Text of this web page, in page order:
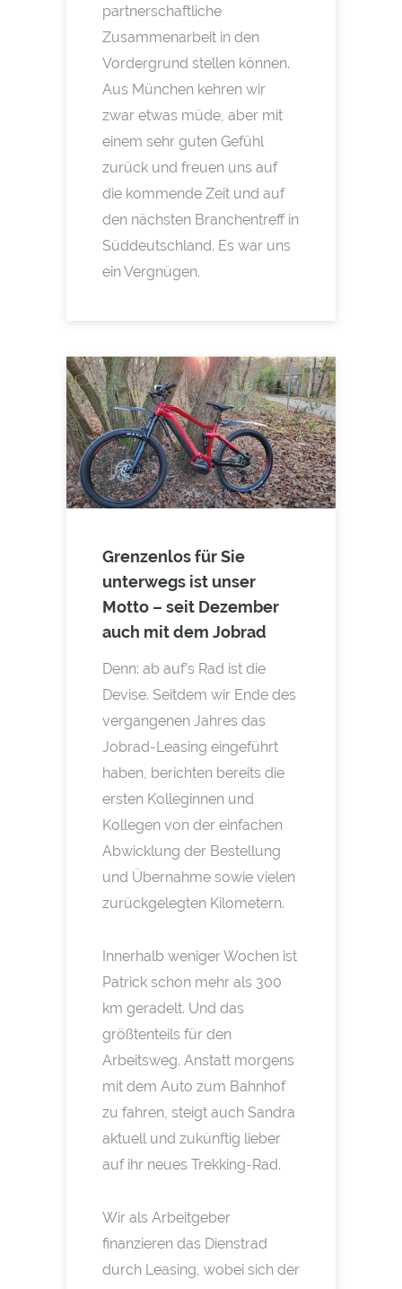
partnerschaftliche
Zusammenarbeit in den
Vordergrund stellen können.
Aus München kehren wir
zwar etwas müde, aber mit
einem sehr guten Gefühl
zurück und freuen uns auf
die kommende Zeit und auf
den nächsten Branchentreff in
Süddeutschland. Es war uns
ein Vergnügen.
Grenzenlos für Sie
unterwegs ist unser
Motto – seit Dezember
auch mit dem Jobrad
Denn: ab auf’s Rad ist die
Devise. Seitdem wir Ende des
vergangenen Jahres das
Jobrad-Leasing eingeführt
haben, berichten bereits die
ersten Kolleginnen und
Kollegen von der einfachen
Abwicklung der Bestellung
und Übernahme sowie vielen
zurückgelegten Kilometern.
Innerhalb weniger Wochen ist
Patrick schon mehr als 300
km geradelt. Und das
größtenteils für den
Arbeitsweg. Anstatt morgens
mit dem Auto zum Bahnhof
zu fahren, steigt auch Sandra
aktuell und zukünftig lieber
auf ihr neues Trekking-Rad.
Wir als Arbeitgeber
finanzieren das Dienstrad
durch Leasing, wobei sich der